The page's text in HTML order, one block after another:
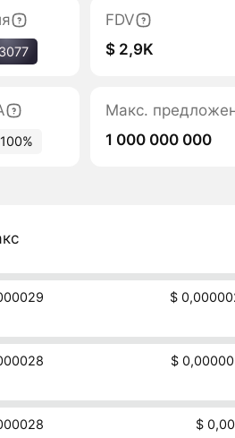
FDV
$ 2,9K
100%
Макс.
1 000 000 000
$
$
$